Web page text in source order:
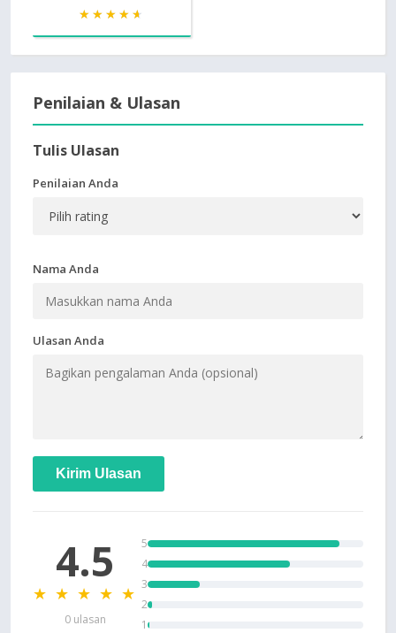
★★★★★
★★★★★
Penilaian & Ulasan
Tulis Ulasan
Penilaian Anda
Nama Anda
Ulasan Anda
Kirim Ulasan
4.5
★ ★ ★ ★ ★
0 ulasan
5
4
3
2
1